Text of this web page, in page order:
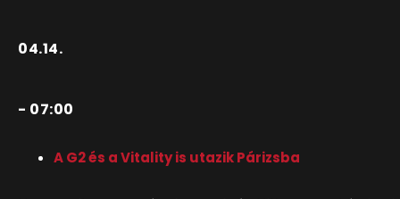
04.14.
- 07:00
A G2 és a Vitality is utazik Párizsba